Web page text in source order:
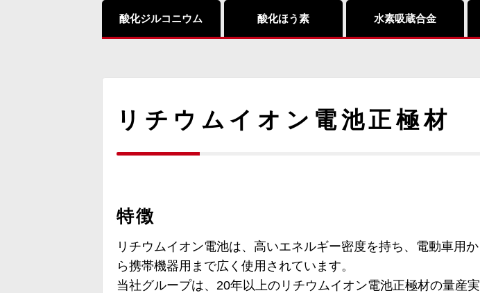
酸化ジルコニウム 酸化ほう素 水素吸蔵合金
リチウムイオン電池正極材
特徴
リチウムイオン電池は、高いエネルギー密度を持ち、電動車用か
ら携帯機器用まで広く使用されています。
当社グループは、20年以上のリチウムイオン電池正極材の量産実